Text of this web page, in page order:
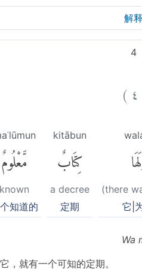
解释
4
٤)
(there
它|
kitābun
كِتَابٌ
a decree
定期
مَّعْلُومٌ
known
知道的
Wa
，就有一个可知的定期。